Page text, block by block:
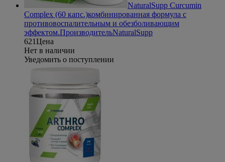
NaturalSupp Curcumin
Complex (60 капс.)комбинированная формула с
противовоспалительным и обезболивающим
эффектом.ПроизводительNaturalSupp
621Цена
Нет в наличии
Уведомить о поступлении